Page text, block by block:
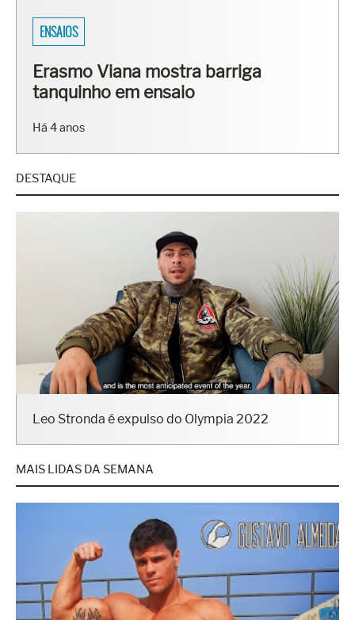
ENSAIOS
Erasmo Viana mostra barriga
tanquinho em ensaio
Há 4 anos
DESTAQUE
Leo Stronda é expulso do Olympia 2022
MAIS LIDAS DA SEMANA